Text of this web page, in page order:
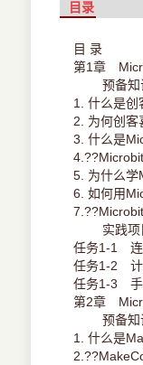
目录
目 录
第1章
预备知
1. 什么是创
2. 为何创客
3. 什么是
5. 为什么学
6. 如何用
实践项
任务1-1 连
任务1-2 计
任务1-3 手
第2章
预备知
1. 什么是